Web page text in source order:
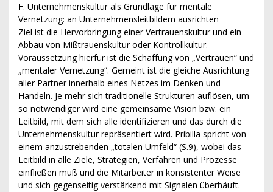
F. Unternehmenskultur als Grundlage für mentale
Vernetzung: an Unternehmensleitbildern ausrichten
Ziel ist die Hervorbringung einer Vertrauenskultur und ein
Abbau von Mißtrauenskultur oder Kontrollkultur.
Voraussetzung hierfür ist die Schaffung von „Vertrauen“ und
„mentaler Vernetzung“. Gemeint ist die gleiche Ausrichtung
aller Partner innerhalb eines Netzes im Denken und
Handeln. Je mehr sich traditionelle Strukturen auflösen, um
so notwendiger wird eine gemeinsame Vision bzw. ein
Leitbild, mit dem sich alle identifizieren und das durch die
Unternehmenskultur repräsentiert wird. Pribilla spricht von
einem anzustrebenden „totalen Umfeld“ (S.9), wobei das
Leitbild in alle Ziele, Strategien, Verfahren und Prozesse
einfließen muß und die Mitarbeiter in konsistenter Weise
und sich gegenseitig verstärkend mit Signalen überhäuft.